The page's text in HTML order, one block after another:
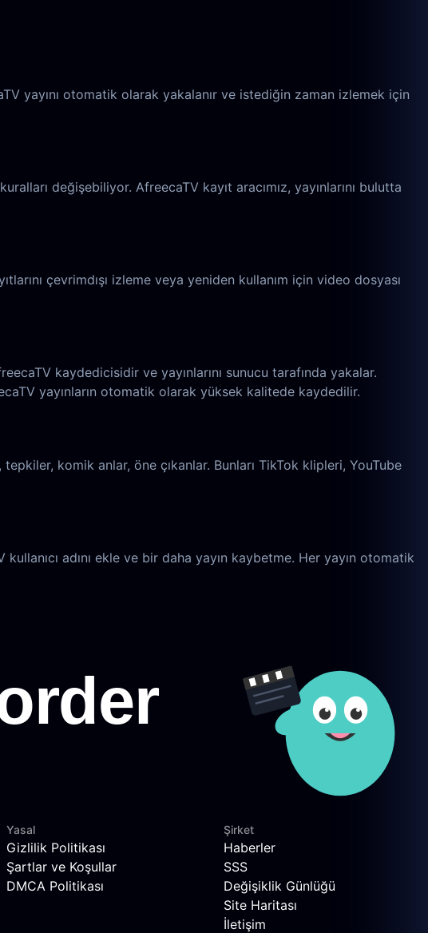
yayını otomatik olarak yakalanır ve istediğin zaman izlemek için
değişebiliyor. AfreecaTV kayıt aracımız, yayınlarını bulutta
çevrimdışı izleme veya yeniden kullanım için video dosyası
kaydedicisidir ve yayınlarını sunucu tarafında yakalar.
yayınların otomatik olarak yüksek kalitede kaydedilir.
komik anlar, öne çıkanlar. Bunları TikTok klipleri, YouTube
adını ekle ve bir daha yayın kaybetme. Her yayın otomatik
Yasal
Gizlilik Politikası
Şartlar ve Koşullar
DMCA Politikası
Şirket
Haberler
SSS
Değişiklik Günlüğü
Site Haritası
İletişim